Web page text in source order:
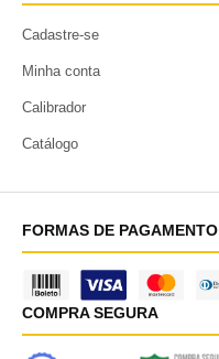
Cadastre-se
Minha conta
Calibrador
Catálogo
FORMAS DE PAGAMENTO
COMPRA SEGURA